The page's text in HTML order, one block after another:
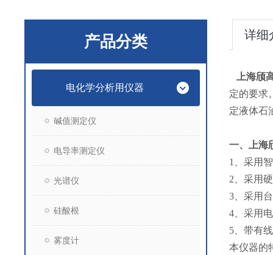
产品分类
电化学分析用仪器
碱值测定仪
电导率测定仪
光谱仪
硅酸根
雾度计
详细
上海颀
定的要求
定液体石
一、
上
1、采用
2、采用
3、采用
4、采用
5、带有
本仪器的